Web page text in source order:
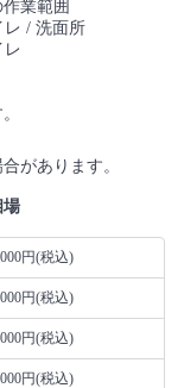
業範囲
レ / 洗面所
があります。
場
円(税込)
円(税込)
円(税込)
円(税込)